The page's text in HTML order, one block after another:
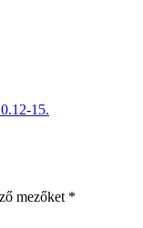
15.
mezőket *